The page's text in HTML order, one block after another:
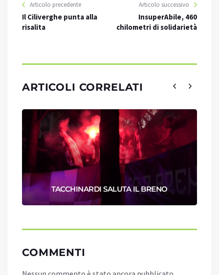
Articolo precedente
Il Ciliverghe punta alla
risalita
Articolo successivo
InsuperAbile, 460
chilometri di solidarietà
ARTICOLI CORRELATI
TACCHINARDI SALUTA IL BRENO
COMMENTI